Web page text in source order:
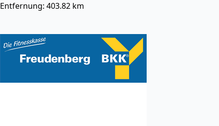
Entfernung: 403.82 km